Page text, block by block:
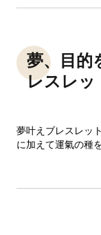
夢、目的
レスレッ
夢叶えブレスレッ
に加えて運氣の種を